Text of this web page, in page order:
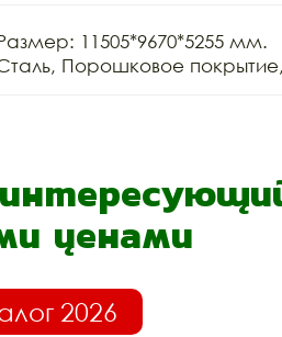
11505*9670*5255 мм.
Порошковое
ценами
2026